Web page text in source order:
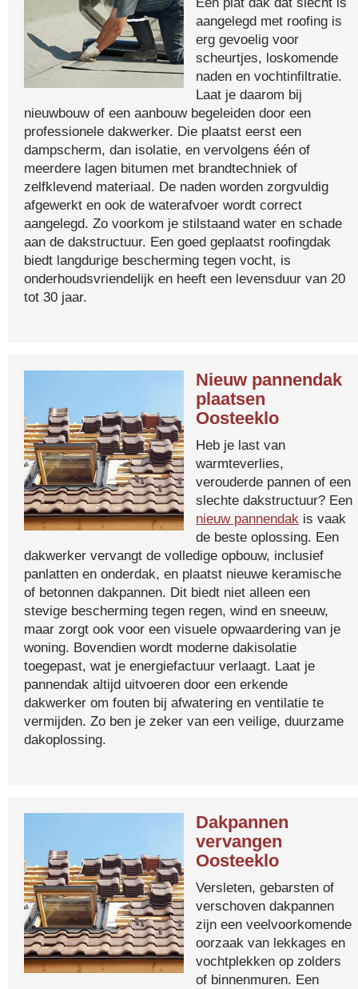
aangelegd met roofing is
erg gevoelig voor
scheurtjes, loskomende
naden en vochtinfiltratie.
Laat je daarom bij
nieuwbouw of een aanbouw begeleiden door een
professionele dakwerker. Die plaatst eerst een
dampscherm, dan isolatie, en vervolgens één of
meerdere lagen bitumen met brandtechniek of
zelfklevend materiaal. De naden worden zorgvuldig
afgewerkt en ook de waterafvoer wordt correct
aangelegd. Zo voorkom je stilstaand water en schade
aan de dakstructuur. Een goed geplaatst roofingdak
biedt langdurige bescherming tegen vocht, is
onderhoudsvriendelijk en heeft een levensduur van 20
tot 30 jaar.
Nieuw pannendak
plaatsen
Oosteeklo
Heb je last van
warmteverlies,
verouderde pannen of een
slechte dakstructuur? Een
nieuw pannendak is vaak
de beste oplossing. Een
dakwerker vervangt de volledige opbouw, inclusief
panlatten en onderdak, en plaatst nieuwe keramische
of betonnen dakpannen. Dit biedt niet alleen een
stevige bescherming tegen regen, wind en sneeuw,
maar zorgt ook voor een visuele opwaardering van je
woning. Bovendien wordt moderne dakisolatie
toegepast, wat je energiefactuur verlaagt. Laat je
pannendak altijd uitvoeren door een erkende
dakwerker om fouten bij afwatering en ventilatie te
vermijden. Zo ben je zeker van een veilige, duurzame
dakoplossing.
Dakpannen
vervangen
Oosteeklo
Versleten, gebarsten of
verschoven dakpannen
zijn een veelvoorkomende
oorzaak van lekkages en
vochtplekken op zolders
of binnenmuren. Een